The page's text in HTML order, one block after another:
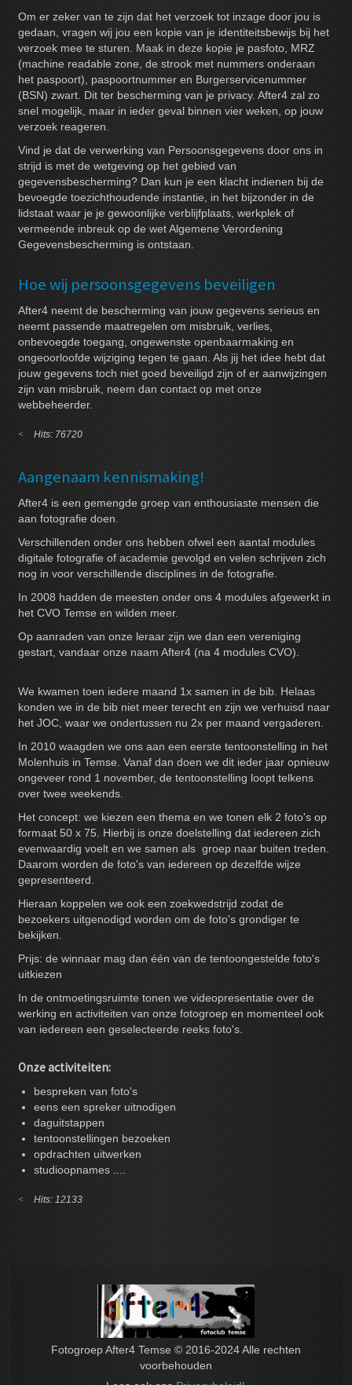
Om er zeker van te zijn dat het verzoek tot inzage door jou is
gedaan, vragen wij jou een kopie van je identiteitsbewijs bij het
verzoek mee te sturen. Maak in deze kopie je pasfoto, MRZ
(machine readable zone, de strook met nummers onderaan
het paspoort), paspoortnummer en Burgerservicenummer
(BSN) zwart. Dit ter bescherming van je privacy. After4 zal zo
snel mogelijk, maar in ieder geval binnen vier weken, op jouw
verzoek reageren.
Vind je dat de verwerking van Persoonsgegevens door ons in
strijd is met de wetgeving op het gebied van
gegevensbescherming? Dan kun je een klacht indienen bij de
bevoegde toezichthoudende instantie, in het bijzonder in de
lidstaat waar je je gewoonlijke verblijfplaats, werkplek of
vermeende inbreuk op de wet Algemene Verordening
Gegevensbescherming is ontstaan.
Hoe wij persoonsgegevens beveiligen
After4 neemt de bescherming van jouw gegevens serieus en
neemt passende maatregelen om misbruik, verlies,
onbevoegde toegang, ongewenste openbaarmaking en
ongeoorloofde wijziging tegen te gaan. Als jij het idee hebt dat
jouw gegevens toch niet goed beveiligd zijn of er aanwijzingen
zijn van misbruik, neem dan contact op met onze
webbeheerder.
Hits: 76720
Aangenaam kennismaking!
After4 is een gemengde groep van enthousiaste mensen die
aan fotografie doen.
Verschillenden onder ons hebben ofwel een aantal modules
digitale fotografie of academie gevolgd en velen schrijven zich
nog in voor verschillende disciplines in de fotografie.
In 2008 hadden de meesten onder ons 4 modules afgewerkt in
het CVO Temse en wilden meer.
Op aanraden van onze leraar zijn we dan een vereniging
gestart, vandaar onze naam After4 (na 4 modules CVO).
We kwamen toen iedere maand 1x samen in de bib. Helaas
konden we in de bib niet meer terecht en zijn we verhuisd naar
het JOC, waar we ondertussen nu 2x per maand vergaderen.
In 2010 waagden we ons aan een eerste tentoonstelling in het
Molenhuis in Temse. Vanaf dan doen we dit ieder jaar opnieuw
ongeveer rond 1 november, de tentoonstelling loopt telkens
over twee weekends.
Het concept: we kiezen een thema en we tonen elk 2 foto's op
formaat 50 x 75. Hierbij is onze doelstelling dat iedereen zich
evenwaardig voelt en we samen als groep naar buiten treden.
Daarom worden de foto's van iedereen op dezelfde wijze
gepresenteerd.
Hieraan koppelen we ook een zoekwedstrijd zodat de
bezoekers uitgenodigd worden om de foto's grondiger te
bekijken.
Prijs: de winnaar mag dan één van de tentoongestelde foto's
uitkiezen
In de ontmoetingsruimte tonen we videopresentatie over de
werking en activiteiten van onze fotogroep en momenteel ook
van iedereen een geselecteerde reeks foto's.
Onze activiteiten:
bespreken van foto's
eens een spreker uitnodigen
daguitstappen
tentoonstellingen bezoeken
opdrachten uitwerken
studioopnames ....
Hits: 12133
Fotogroep After4 Temse © 2016-2024 Alle rechten
voorbehouden